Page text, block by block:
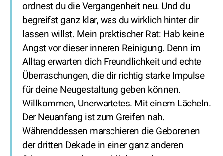
ordnest du die Vergangenheit neu. Und du
begreifst ganz klar, was du wirklich hinter dir
lassen willst. Mein praktischer Rat: Hab keine
Angst vor dieser inneren Reinigung. Denn im
Alltag erwarten dich Freundlichkeit und echte
Überraschungen, die dir richtig starke Impulse
für deine Neugestaltung geben können.
Willkommen, Unerwartetes. Mit einem Lächeln.
Der Neuanfang ist zum Greifen nah.
Währenddessen marschieren die Geborenen
der dritten Dekade in einer ganz anderen